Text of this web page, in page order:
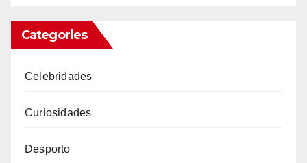
Categories
Celebridades
Curiosidades
Desporto